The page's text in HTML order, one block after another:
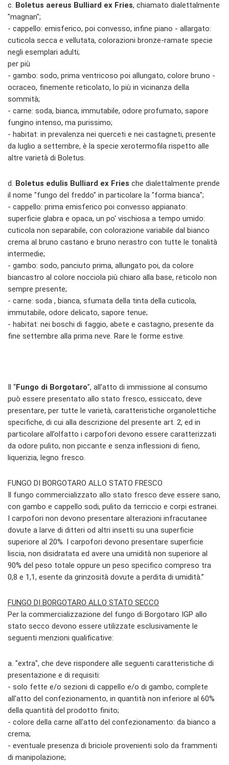
c. Boletus aereus Bulliard ex Fries, chiamato dialettalmente
"magnan";
- cappello: emisferico, poi convesso, infine piano - allargato:
cuticola secca e vellutata, colorazioni bronze-ramate specie
negli esemplari adulti;
per più
- gambo: sodo, prima ventricoso poi allungato, colore bruno -
ocraceo, finemente reticolato, lo più in vicinanza della
sommità;
- carne: soda, bianca, immutabile, odore profumato, sapore
fungino intenso, ma purissimo;
- habitat: in prevalenza nei querceti e nei castagneti, presente
da luglio a settembre, è la specie xerotermofila rispetto alle
altre varietà di Boletus.
d. Boletus edulis Bulliard ex Fries che dialettalmente prende
il nome "fungo del freddo" in particolare la "forma bianca";
- cappello: prima emisferico poi convesso appianato:
superficie glabra e opaca, un po' vischiosa a tempo umido:
cuticola non separabile, con colorazione variabile dal bianco
crema al bruno castano e bruno nerastro con tutte le tonalità
intermedie;
- gambo: sodo, panciuto prima, allungato poi, da colore
biancastro al colore nocciola più chiaro alla base, reticolo non
sempre presente;
- carne: soda , bianca, sfumata della tinta della cuticola,
immutabile, odore delicato, sapore tenue;
- habitat: nei boschi di faggio, abete e castagno, presente da
fine settembre alla prima neve. Rare le forme estive.
Il “Fungo di Borgotaro”, all’atto di immissione al consumo
può essere presentato allo stato fresco, essiccato, deve
presentare, per tutte le varietà, caratteristiche organolettiche
specifiche, di cui alla descrizione del presente art. 2, ed in
particolare all’olfatto i carpofori devono essere caratterizzati
da odore pulito, non piccante e senza inflessioni di fieno,
liquerizia, legno fresco.
FUNGO DI BORGOTARO ALLO STATO FRESCO
Il fungo commercializzato allo stato fresco deve essere sano,
con gambo e cappello sodi, pulito da terriccio e corpi estranei.
I carpofori non devono presentare alterazioni infracutanee
dovute a larve di ditteri od altri insetti su una superficie
superiore al 20%. I carpofori devono presentare superficie
liscia, non disidratata ed avere una umidità non superiore al
90% del peso totale oppure un peso specifico compreso tra
0,8 e 1,1, esente da grinzosità dovute a perdita di umidità.”
FUNGO DI BORGOTARO ALLO STATO SECCO
Per la commercializzazione del fungo di Borgotaro IGP allo
stato secco devono essere utilizzate esclusivamente le
seguenti menzioni qualificative:
a. "extra", che deve rispondere alle seguenti caratteristiche di
presentazione e di requisiti:
- solo fette e/o sezioni di cappello e/o di gambo, complete
all'atto del confezionamento, in quantità non inferiore al 60%
della quantità del prodotto finito;
- colore della carne all'atto del confezionamento: da bianco a
crema;
- eventuale presenza di briciole provenienti solo da frammenti
di manipolazione;